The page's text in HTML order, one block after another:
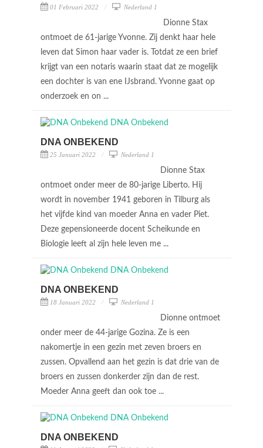
01 Februari 2022 Nederland 1
Dionne Stax
ontmoet de 61-jarige Yvonne. Zij denkt haar hele
leven dat Simon haar vader is. Totdat ze een brief
krijgt van een notaris waarin staat dat ze mogelijk
een dochter is van ene IJsbrand. Yvonne gaat op
onderzoek en on ...
DNA ONBEKEND
25 Januari 2022 Nederland 1
Dionne Stax
ontmoet onder meer de 80-jarige Liberto. Hij
wordt in november 1941 geboren in Tilburg als
het vijfde kind van moeder Anna en vader Piet.
Deze gepensioneerde docent Scheikunde en
Biologie leeft al zijn hele leven me ...
DNA ONBEKEND
18 Januari 2022 Nederland 1
Dionne ontmoet
onder meer de 44-jarige Gozina. Ze is een
nakomertje in een gezin met zeven broers en
zussen. Opvallend aan het gezin is dat drie van de
broers en zussen donkerder zijn dan de rest.
Moeder Anna geeft dan ook toe ...
DNA ONBEKEND